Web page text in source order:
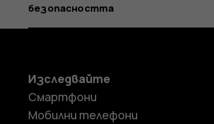
безопасността
Изследвайте
Смартфони
Мобилни телефони